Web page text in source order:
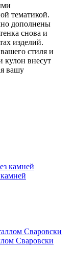
тематикой.
дополнены
снова и
изделий.
стиля и
кулон внесут
вашу
Сваровски